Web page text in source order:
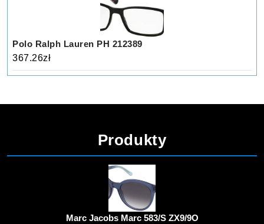
Polo Ralph Lauren PH 212389
367.26zł
Produkty
Marc Jacobs Marc 583/S ZX9/9O